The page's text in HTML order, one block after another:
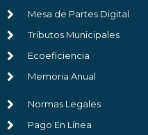
Mesa de Partes Digital
Tributos Municipales
Ecoeficiencia
Memoria Anual
Normas Legales
Pago En Línea